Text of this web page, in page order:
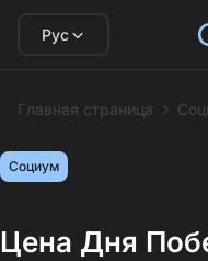
Рус
Главная страница
Социум
Цена Дня